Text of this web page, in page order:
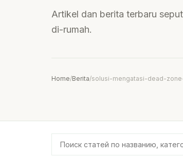
Artikel dan berita terbaru
di-rumah.
Home/Berita/solusi-mengatasi-dead-